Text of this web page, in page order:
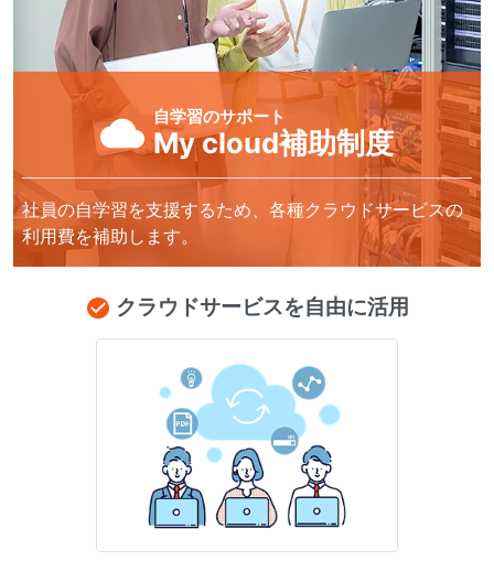
自学習のサポート
My cloud補助制度
社員の自学習を支援するため、 各種クラウドサービスの
利用費を補助します。
クラウドサービスを自由に活用